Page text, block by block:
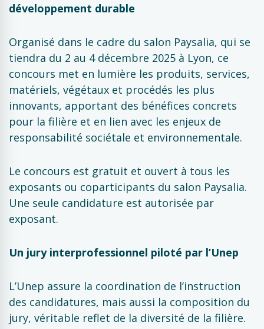
développement durable
Organisé dans le cadre du salon Paysalia, qui se
tiendra du 2 au 4 décembre 2025 à Lyon, ce
concours met en lumière les produits, services,
matériels, végétaux et procédés les plus
innovants, apportant des bénéfices concrets
pour la filière et en lien avec les enjeux de
responsabilité sociétale et environnementale.
Le concours est gratuit et ouvert à tous les
exposants ou coparticipants du salon Paysalia.
Une seule candidature est autorisée par
exposant.
Un jury interprofessionnel piloté par l’Unep
L’Unep assure la coordination de l’instruction
des candidatures, mais aussi la composition du
jury, véritable reflet de la diversité de la filière.